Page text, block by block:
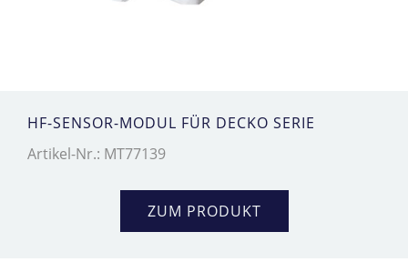
HF-SENSOR-MODUL FÜR DECKO SERIE
Artikel-Nr.: MT77139
ZUM PRODUKT